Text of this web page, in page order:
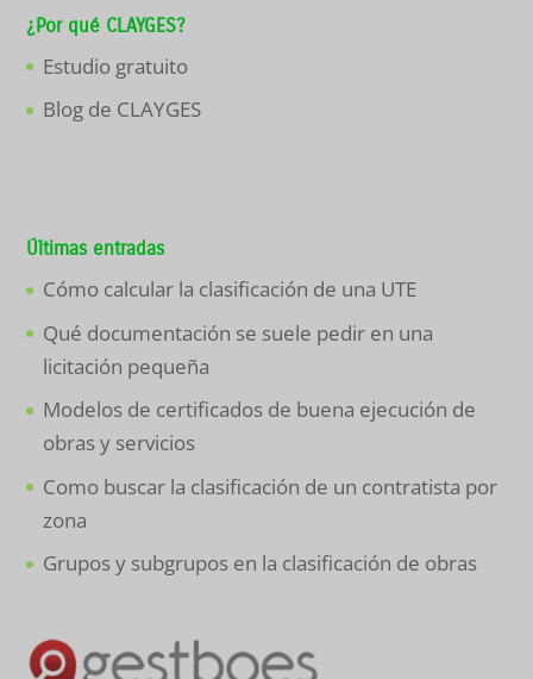
¿Por qué CLAYGES?
Estudio gratuito
Blog de CLAYGES
Últimas entradas
Cómo calcular la clasificación de una UTE
Qué documentación se suele pedir en una
licitación pequeña
Modelos de certificados de buena ejecución de
obras y servicios
Como buscar la clasificación de un contratista por
zona
Grupos y subgrupos en la clasificación de obras